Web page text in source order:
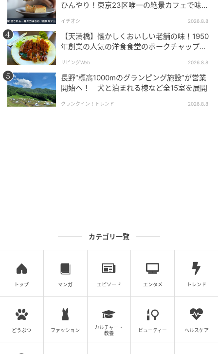
犬山城まではホテルから徒歩10分ほど。
日本国内には現在、現存する天守が12ヶ所しかないな
か、「犬山城」は最古を誇る国宝。日本のお城のほと
んどは戦国の戦乱や明治期の廃城令、その後の戦争な
どで失われているので、戦国時代の天守を残している
のはかなり貴重です。「犬山城」を築城したのは織田
信長の叔父である織田信康で、歴史に名を遺す錚々た
る戦国武将たちが「天下取りの最重要拠点」としてマ
オトナミューズ ウェブ
ひんやり！東京23区唯一の絶景カフェで味わ
イチオシ 2026.8.8
【天満橋】懐かしくおいしい老舗の味！1950
年創業の人気の洋食食堂のポークチャップ！
リビングWeb 2026.8.8
長野“標高1000mのグランピング施設”が営業
開始へ！ 犬と泊まれる棟など全15室を展開
クランクイン！トレンド 2026.8.8
カテゴリ一覧
トップ マンガ エピソード エンタメ トレンド
どうぶつ ファッション
カルチャー・
教養
ビューティー ヘルスケア